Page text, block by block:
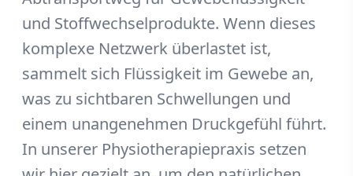
und Stoffwechselprodukte. Wenn dieses
komplexe Netzwerk überlastet ist,
sammelt sich Flüssigkeit im Gewebe an,
was zu sichtbaren Schwellungen und
einem unangenehmen Druckgefühl führt.
In unserer Physiotherapiepraxis setzen